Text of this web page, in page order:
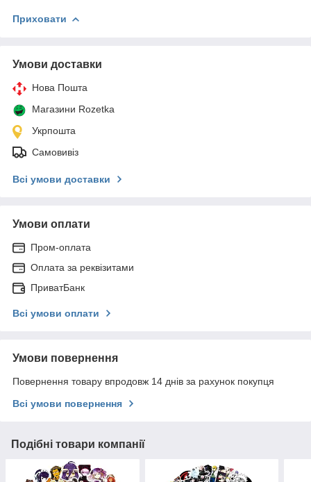
Приховати
Умови доставки
Нова Пошта
Магазини Rozetka
Укрпошта
Самовивіз
Всі умови доставки
Умови оплати
Пром-оплата
Оплата за реквізитами
ПриватБанк
Всі умови оплати
Умови повернення
Повернення товару впродовж 14 днів за рахунок покупця
Всі умови повернення
Подібні товари компанії